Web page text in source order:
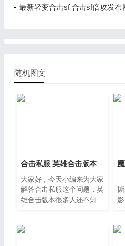
最新轻变合击sf 合击sf倍攻发布
随机图文
合击私服 英雄合击版本
大家好，今天小编来为大家
解答合击私服这个问题，英
雄合击版本很多人还不知
职业好如果你是自己一个人
龙